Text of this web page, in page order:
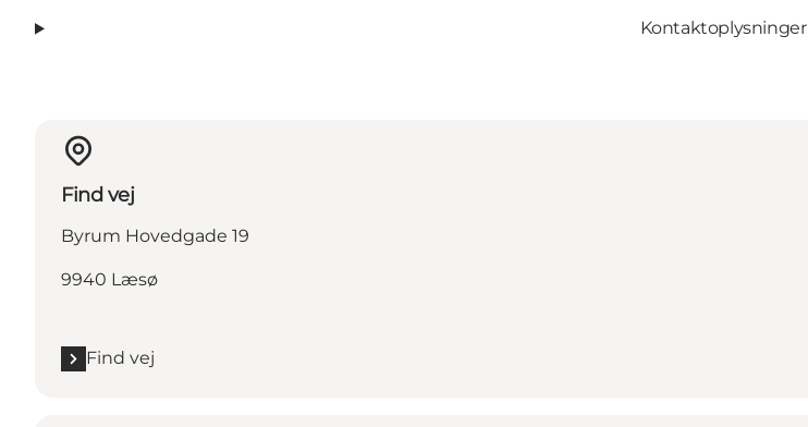
Kontaktoplysninger
Find vej
Byrum Hovedgade 19
9940 Læsø
Find vej